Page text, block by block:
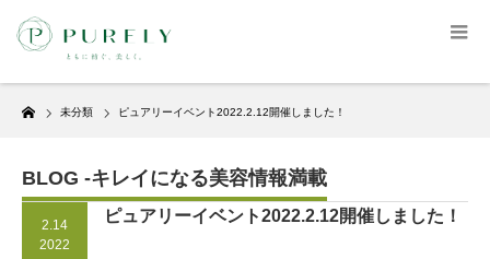
Home
未分類 ピュアリーイベント2022.2.12開催しました！
BLOG -キレイになる美容情報満載
2.14
2022
ピュアリーイベント2022.2.12開催しました！